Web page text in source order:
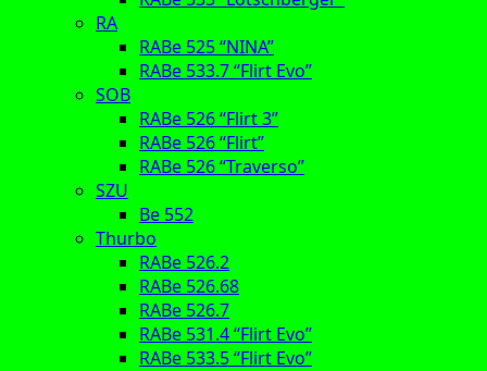
RA
RABe 525 “NINA”
RABe 533.7 “Flirt Evo”
SOB
RABe 526 “Flirt 3”
RABe 526 “Flirt”
RABe 526 “Traverso”
SZU
Be 552
Thurbo
RABe 526.2
RABe 526.68
RABe 526.7
RABe 531.4 “Flirt Evo”
RABe 533.5 “Flirt Evo”